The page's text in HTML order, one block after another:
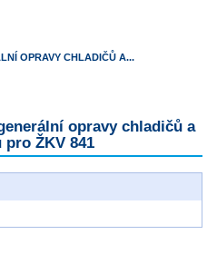
OPRAVY CHLADIČŮ A...
opravy chladičů a
ŽKV 841